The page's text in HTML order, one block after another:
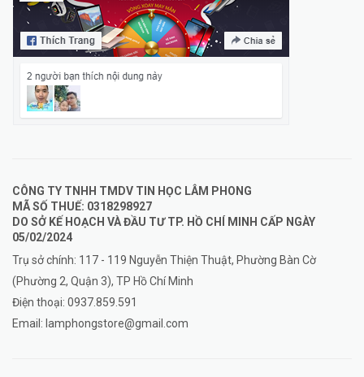
CÔNG TY TNHH TMDV TIN HỌC LÂM PHONG
MÃ SỐ THUẾ: 0318298927
DO SỞ KẾ HOẠCH VÀ ĐẦU TƯ TP. HỒ CHÍ MINH CẤP NGÀY
05/02/2024
Trụ sở chính: 117 - 119 Nguyễn Thiện Thuật, Phường Bàn Cờ
(Phường 2, Quận 3), TP Hồ Chí Minh
Điện thoại: 0937.859.591
Email: lamphongstore@gmail.com